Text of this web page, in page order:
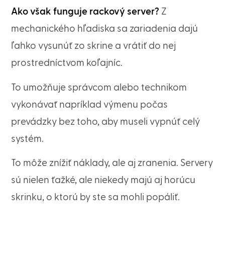
Ako však funguje rackový server? Z
mechanického hľadiska sa zariadenia dajú
ľahko vysunúť zo skrine a vrátiť do nej
prostredníctvom koľajníc.
To umožňuje správcom alebo technikom
vykonávať napríklad výmenu počas
prevádzky bez toho, aby museli vypnúť celý
systém.
To môže znížiť náklady, ale aj zranenia. Servery
sú nielen ťažké, ale niekedy majú aj horúcu
skrinku, o ktorú by ste sa mohli popáliť.